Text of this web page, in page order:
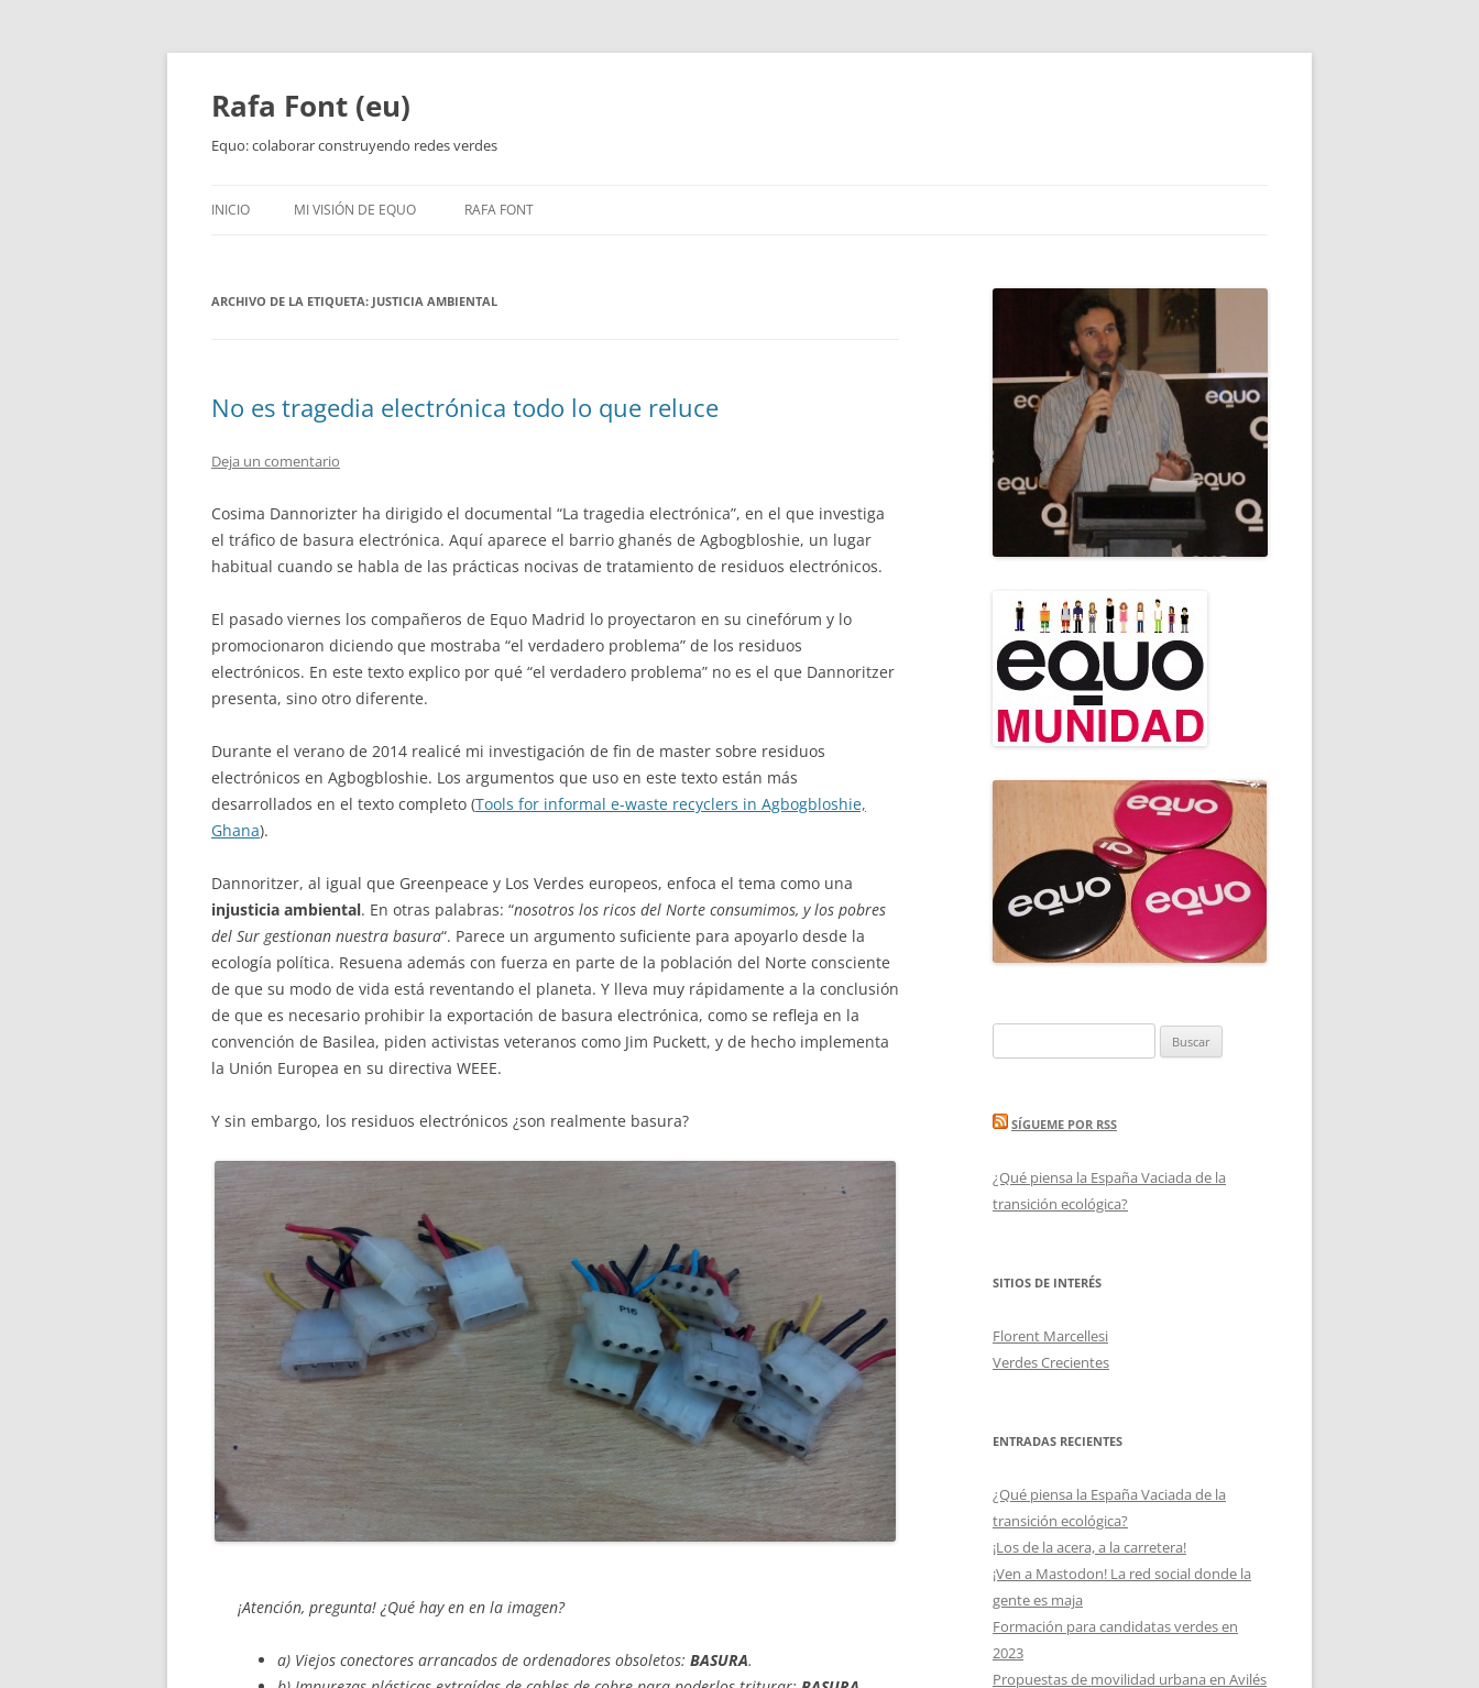
Rafa Font (eu)
Equo: colaborar construyendo redes verdes
INICIO MI VISIÓN DE EQUO RAFA FONT
ARCHIVO DE LA ETIQUETA: JUSTICIA AMBIENTAL
No es tragedia electrónica todo lo que reluce
Deja un comentario
Cosima Dannorizter ha dirigido el documental “La tragedia electrónica”, en el que investiga
el tráfico de basura electrónica. Aquí aparece el barrio ghanés de Agbogbloshie, un lugar
habitual cuando se habla de las prácticas nocivas de tratamiento de residuos electrónicos.
El pasado viernes los compañeros de Equo Madrid lo proyectaron en su cinefórum y lo
promocionaron diciendo que mostraba “el verdadero problema” de los residuos
electrónicos. En este texto explico por qué “el verdadero problema” no es el que Dannoritzer
presenta, sino otro diferente.
Durante el verano de 2014 realicé mi investigación de fin de master sobre residuos
electrónicos en Agbogbloshie. Los argumentos que uso en este texto están más
desarrollados en el texto completo (Tools for informal e-waste recyclers in Agbogbloshie,
Ghana).
Dannoritzer, al igual que Greenpeace y Los Verdes europeos, enfoca el tema como una
injusticia ambiental. En otras palabras: “nosotros los ricos del Norte consumimos, y los pobres
del Sur gestionan nuestra basura“. Parece un argumento suficiente para apoyarlo desde la
ecología política. Resuena además con fuerza en parte de la población del Norte consciente
de que su modo de vida está reventando el planeta. Y lleva muy rápidamente a la conclusión
de que es necesario prohibir la exportación de basura electrónica, como se refleja en la
convención de Basilea, piden activistas veteranos como Jim Puckett, y de hecho implementa
la Unión Europea en su directiva WEEE.
Y sin embargo, los residuos electrónicos ¿son realmente basura?
¡Atención, pregunta! ¿Qué hay en en la imagen?
a) Viejos conectores arrancados de ordenadores obsoletos: BASURA.
SÍGUEME POR RSS
¿Qué piensa la España Vaciada de la
transición ecológica?
SITIOS DE INTERÉS
Florent Marcellesi
Verdes Crecientes
ENTRADAS RECIENTES
¿Qué piensa la España Vaciada de la
transición ecológica?
¡Los de la acera, a la carretera!
¡Ven a Mastodon! La red social donde la
gente es maja
Formación para candidatas verdes en
2023
Propuestas de movilidad urbana en Avilés